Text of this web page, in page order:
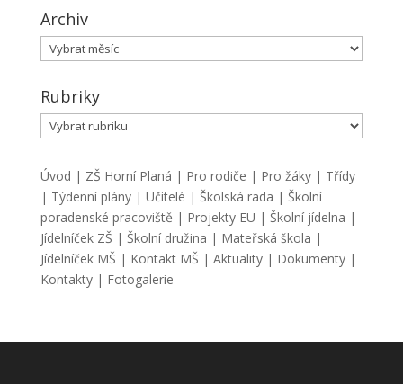
Archiv
Archiv
Rubriky
Rubriky
Úvod | ZŠ Horní Planá | Pro rodiče | Pro žáky| Třídy
| Týdenní plány| Učitelé | Školská rada | Školní
poradenské pracoviště | Projekty EU | Školní jídelna |
Jídelníček ZŠ | Školní družina | Mateřská škola |
Jídelníček MŠ | Kontakt MŠ | Aktuality| Dokumenty|
Kontakty| Fotogalerie